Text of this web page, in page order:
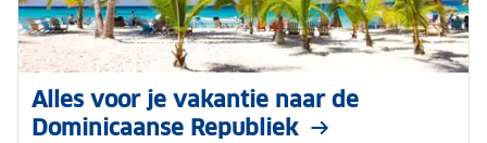
Alles voor je vakantie naar de
Dominicaanse Republiek